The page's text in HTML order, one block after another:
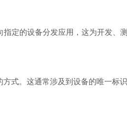
定的设备分发应用，这为开发、测
式。这通常涉及到设备的唯一标识